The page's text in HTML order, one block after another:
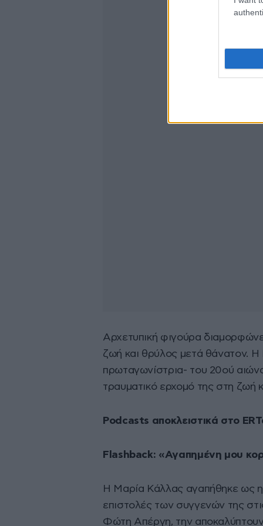
Αρχετυπική φιγούρα
ζωή και θρύλος μετά θάνατον.
πρωταγωνίστρια- του 20ού
τραυματικό ερχομό της στη ζωή
Podcasts αποκλειστικά στο
Flashback: «Αγαπημένη μου
Η Μαρία Κάλλας αγαπήθηκε ως η
επιστολές των συγγενών της
Φώτη Απέργη, την